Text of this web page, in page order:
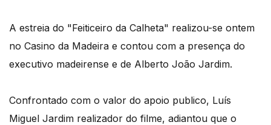
A estreia do "Feiticeiro da Calheta" realizou-se ontem
no Casino da Madeira e contou com a presença do
executivo madeirense e de Alberto João Jardim.
Confrontado com o valor do apoio publico, Luís
Miguel Jardim realizador do filme, adiantou que o